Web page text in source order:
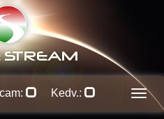
STREAM
Kedv.: